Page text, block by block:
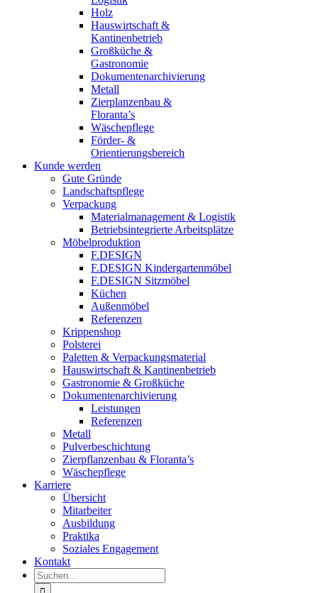
Holz
Hauswirtschaft &
Kantinenbetrieb
Großküche &
Gastronomie
Dokumentenarchivierung
Metall
Zierplanzenbau &
Floranta’s
Wäschepflege
Förder- &
Orientierungsbereich
Kunde werden
Gute Gründe
Landschaftspflege
Verpackung
Materialmanagement & Logistik
Betriebsintegrierte Arbeitsplätze
Möbelproduktion
F.DESIGN
F.DESIGN Kindergartenmöbel
F.DESIGN Sitzmöbel
Küchen
Außenmöbel
Referenzen
Krippenshop
Polsterei
Paletten & Verpackungsmaterial
Hauswirtschaft & Kantinenbetrieb
Gastronomie & Großküche
Dokumentenarchivierung
Leistungen
Referenzen
Metall
Pulverbeschichtung
Zierpflanzenbau & Floranta’s
Wäschepflege
Karriere
Übersicht
Mitarbeiter
Ausbildung
Praktika
Soziales Engagement
Kontakt
Suche
nach: